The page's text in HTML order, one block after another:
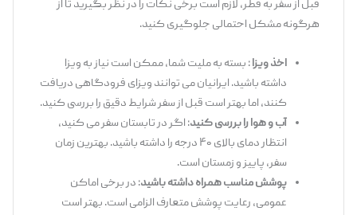
قبل از سفر به قطر، لازم است برخی نکات را در نظر بگیرید تا از
هرگونه مشکل احتمالی جلوگیری کنید.
اخذ ویزا: بسته به ملیت شما، ممکن است نیاز به ویزا
داشته باشید. ایرانیان می ‌توانند ویزای فرودگاهی دریافت
کنند، اما بهتر است قبل از سفر شرایط دقیق را بررسی کنید.
آب‌ و هوا را بررسی کنید: اگر در تابستان سفر می‌ کنید،
انتظار دمای بالای ۴۰ درجه را داشته باشید. بهترین زمان
سفر، پاییز و زمستان است.
پوشش مناسب همراه داشته باشید: در برخی اماکن
عمومی، رعایت پوشش متعارف الزامی است. بهتر است